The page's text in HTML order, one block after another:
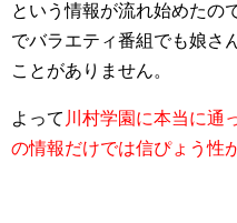
という情報が流れ始めたの
でバラエティ番組でも娘さ
ことがありません。
よって 川村学園に本当に通
の情報だけでは信ぴょう性